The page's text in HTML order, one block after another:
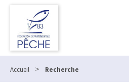
Accueil > Recherche